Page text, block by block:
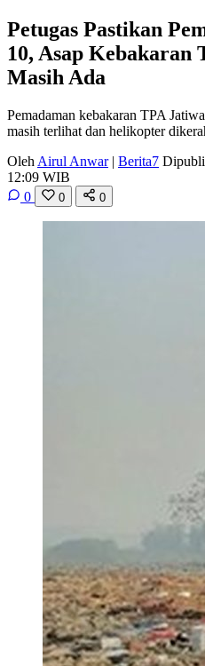
Petugas Pastikan
10, Asap Kebakaran
Masih Ada
Pemadaman kebakaran TPA
masih terlihat dan helikopter
Oleh Airul Anwar | Berita7
12:09 WIB
0
0 0